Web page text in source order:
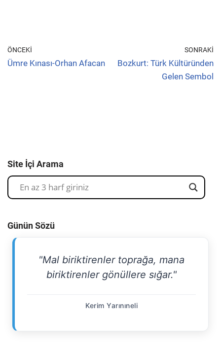
ÖNCEKI
Ümre Kınası-Orhan Afacan
SONRAKI
Bozkurt: Türk Kültüründen
Gelen Sembol
Site İçi Arama
Günün Sözü
"Mal biriktirenler toprağa, mana
biriktirenler gönüllere sığar."
Kerim Yarınıneli